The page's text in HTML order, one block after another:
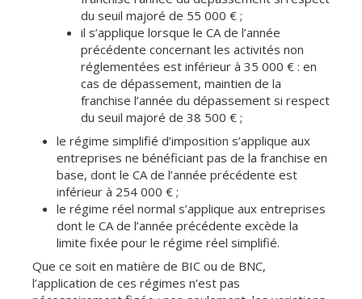
du seuil majoré de 55 000 € ;
il s’applique lorsque le CA de l’année
précédente concernant les activités non
réglementées est inférieur à 35 000 € : en
cas de dépassement, maintien de la
franchise l’année du dépassement si respect
du seuil majoré de 38 500 € ;
le régime simplifié d’imposition s’applique aux
entreprises ne bénéficiant pas de la franchise en
base, dont le CA de l’année précédente est
inférieur à 254 000 € ;
le régime réel normal s’applique aux entreprises
dont le CA de l’année précédente excède la
limite fixée pour le régime réel simplifié.
Que ce soit en matière de BIC ou de BNC,
l’application de ces régimes n’est pas